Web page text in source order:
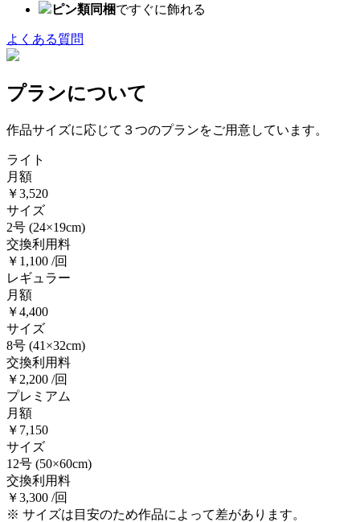
ピン類同梱ですぐに飾れる
よくある質問
プランについて
作品サイズに応じて３つのプランをご用意しています。
ライト
月額
￥3,520
サイズ
2号 (24×19cm)
交換利用料
￥1,100 /回
レギュラー
月額
￥4,400
サイズ
8号 (41×32cm)
交換利用料
￥2,200 /回
プレミアム
月額
￥7,150
サイズ
12号 (50×60cm)
交換利用料
￥3,300 /回
※ サイズは目安のため作品によって差があります。